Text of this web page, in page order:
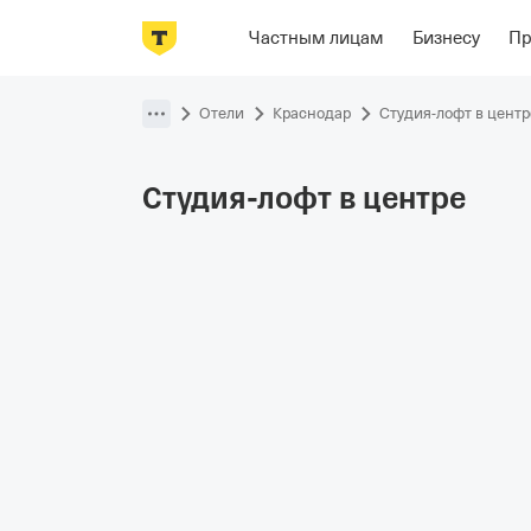
Частным лицам Бизнесу
Фотографии НомераОтзывы
Отели Краснодар Студия-лофт в
Студия-лофт в центре